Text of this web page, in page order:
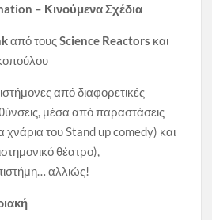
– Κινούμενα Σχέδια
από τουςScience Reactors και
από διαφορετικές
μέσα από παραστάσεις
χνάρια του Stand up comedy) και
θέατρο),
αλλιώς!